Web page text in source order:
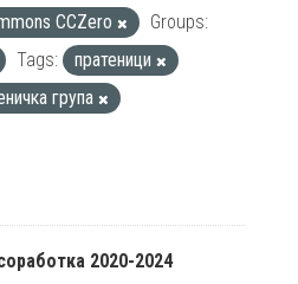
CCZero
Groups:
Tags:
пратеници
група
2020-2024